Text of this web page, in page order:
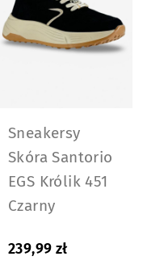
Sneakersy
Skóra Santorio
EGS Królik 451
Czarny
239,99 zł